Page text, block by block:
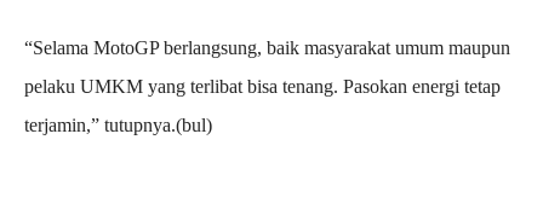
“Selama MotoGP berlangsung, baik masyarakat umum maupun
pelaku UMKM yang terlibat bisa tenang. Pasokan energi tetap
terjamin,” tutupnya.(bul)